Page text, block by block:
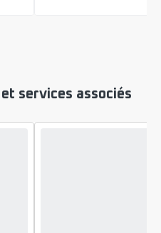
services associés